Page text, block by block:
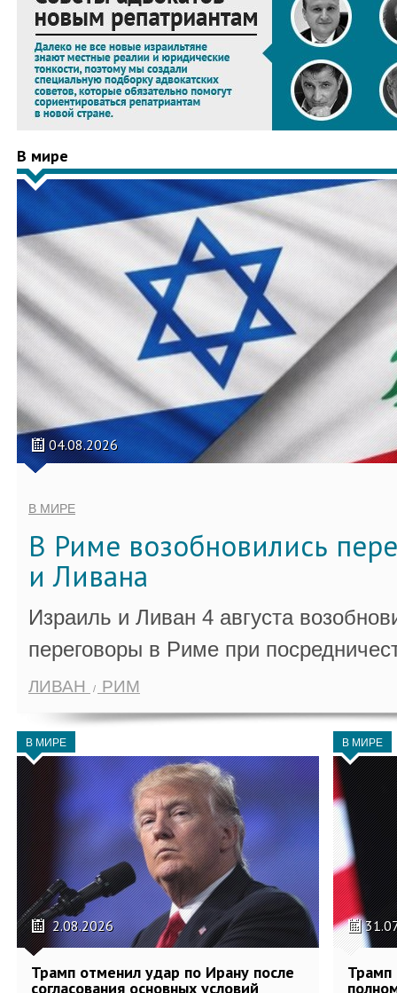
В мире
04.08.2026
В МИРЕ
В Риме возобновились
и Ливана
Израиль и Ливан 4 августа
переговоры в Риме при
ЛИВАН РИМ
В МИРЕ
2.08.2026
Трамп отменил удар по Ирану после
согласования основных условий
В МИРЕ
Трамп